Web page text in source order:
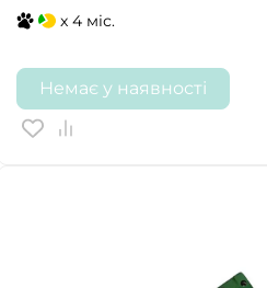
x 4 міс.
Немає у наявності